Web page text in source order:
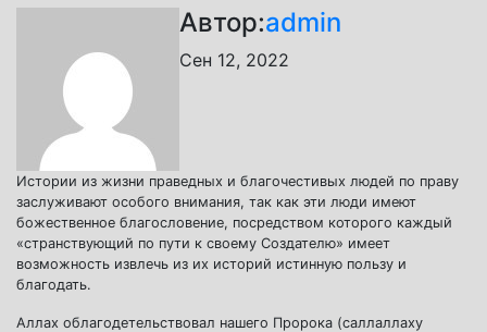
Автор:admin
Сен 12, 2022
Истории из жизни праведных и благочестивых людей по праву
заслуживают особого внимания, так как эти люди имеют
божественное благословение, посредством которого каждый
«странствующий по пути к своему Создателю» имеет
возможность извлечь из их историй истинную пользу и
благодать.
Аллах облагодетельствовал нашего Пророка (саллаллаху